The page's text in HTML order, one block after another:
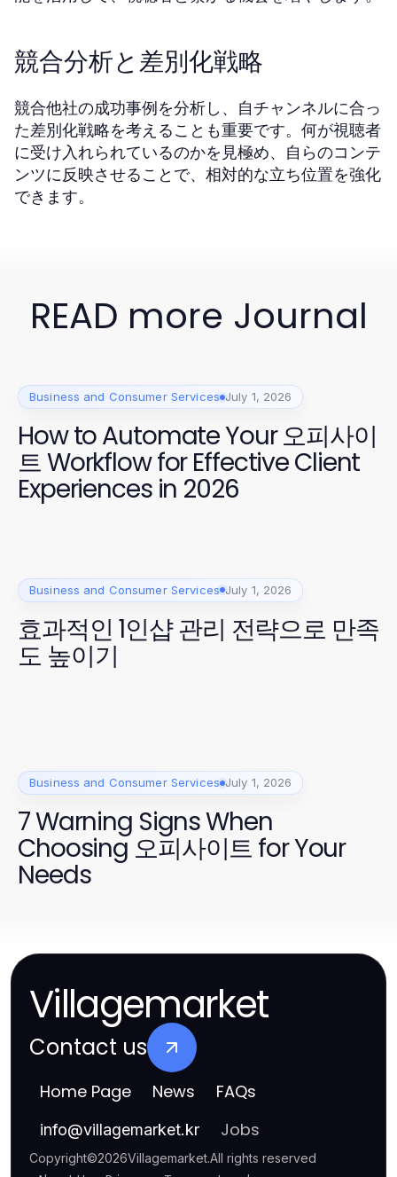
競合分析と差別化戦略
競合他社の成功事例を分析し、自チャンネルに合っ
た差別化戦略を考えることも重要です。何が視聴者
に受け入れられているのかを見極め、自らのコンテ
ンツに反映させることで、相対的な立ち位置を強化
できます。
READ more Journal
Business and Consumer Services July 1, 2026
How to Automate Your 오피사이
트 Workflow for Effective Client
Experiences in 2026
Business and Consumer Services July 1, 2026
효과적인 1인샵 관리 전략으로 만족
도 높이기
Business and Consumer Services July 1, 2026
7 Warning Signs When
Choosing 오피사이트 for Your
Needs
Villagemarket
Contact us
Home Page News FAQs
info@villagemarket.kr Jobs
Copyright©2026Villagemarket.All rights reserved